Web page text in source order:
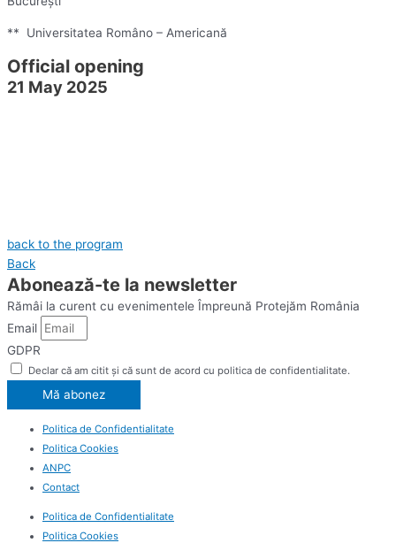
** Universitatea Româno – Americană
Official opening
21 May 2025
back to the program
Back
Abonează-te la newsletter
Rămâi la curent cu evenimentele Împreună Protejăm România
Email
GDPR
Declar că am citit și că sunt de acord cu politica de confidentialitate.
Mă abonez
Politica de Confidentialitate
Politica Cookies
ANPC
Contact
Politica de Confidentialitate
Politica Cookies